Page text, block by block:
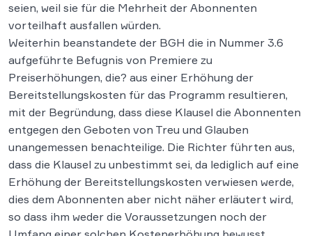
seien, weil sie für die Mehrheit der Abonnenten
vorteilhaft ausfallen würden.
Weiterhin beanstandete der BGH die in Nummer 3.6
aufgeführte Befugnis von Premiere zu
Preiserhöhungen, die? aus einer Erhöhung der
Bereitstellungskosten für das Programm resultieren,
mit der Begründung, dass diese Klausel die Abonnenten
entgegen den Geboten von Treu und Glauben
unangemessen benachteilige. Die Richter führten aus,
dass die Klausel zu unbestimmt sei, da lediglich auf eine
Erhöhung der Bereitstellungskosten verwiesen werde,
dies dem Abonnenten aber nicht näher erläutert wird,
so dass ihm weder die Voraussetzungen noch der